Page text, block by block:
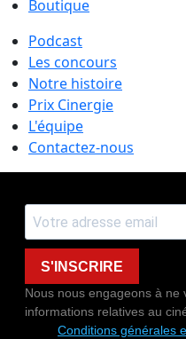
Boutique
Podcast
Les concours
Notre histoire
Prix Cinergie
L'équipe
Contactez-nous
S'INSCRIRE
Nous nous engageons à ne
informations relatives au
Conditions générales